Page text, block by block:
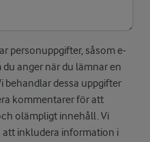
personuppgifter, såsom e-
anger när du lämnar en
behandlar dessa uppgifter
kommentarer för att
olämpligt innehåll. Vi
inkludera information i